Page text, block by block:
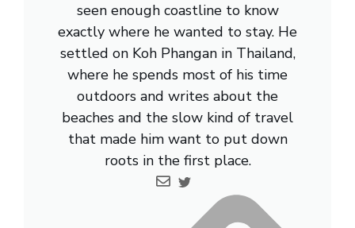
seen enough coastline to know
exactly where he wanted to stay. He
settled on Koh Phangan in Thailand,
where he spends most of his time
outdoors and writes about the
beaches and the slow kind of travel
that made him want to put down
roots in the first place.